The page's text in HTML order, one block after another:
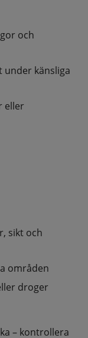
och
under känsliga
eller
sikt och
områden
droger
– kontrollera